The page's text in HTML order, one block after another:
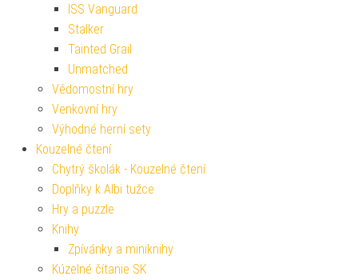
ISS Vanguard
Stalker
Tainted Grail
Unmatched
Vědomostní hry
Venkovní hry
Výhodné herní sety
Kouzelné čtení
Chytrý školák - Kouzelné čtení
Doplňky k Albi tužce
Hry a puzzle
Knihy
Zpívánky a miniknihy
Kúzelné čítanie SK